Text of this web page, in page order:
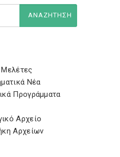
Νέα
Προγράμματα
Αρχείο
Αρχείων